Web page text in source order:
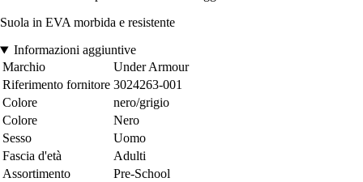
Suola in EVA morbida e resistente
Informazioni aggiuntive
Marchio
Under Armour
Riferimento fornitore 3024263-001
Colore
nero/grigio
Colore
Nero
Sesso
Uomo
Fascia d'età
Adulti
Assortimento
Pre-School